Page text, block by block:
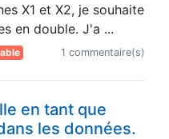
X1 et X2, je souhaite
en double. J'a ...
1 commentaire(s)
en tant que
les données.